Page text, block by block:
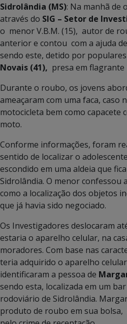
Sidrolândia (MS): Na manhã de
através do SIG – Setor de
o menor V.B.M. (15), autor de
anterior e contou com a ajuda
sendo este, detido por
Novais (41), presa em flagrante
Durante o roubo, os jovens
ameaçaram com uma faca, caso
motocicleta bem como capacete
moto.
Conforme informações, foram
sentido de localizar o
escondido em uma aldeia que
Sidrolândia. O menor confessou
como a localização dos objetos
que já havia sido negociado.
Os Investigadores deslocaram
estaria o aparelho celular, na
moradores. Com base nas
teria adquirido o aparelho
identificaram a pessoa de
sendo esta, localizada em um
rodoviário de Sidrolândia.
produto de roubo em sua